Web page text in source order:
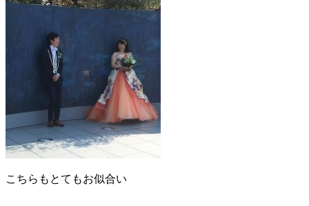
こちらもとてもお似合い